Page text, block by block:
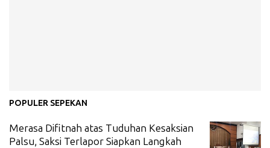
POPULER SEPEKAN
Merasa Difitnah atas Tuduhan Kesaksian
Palsu, Saksi Terlapor Siapkan Langkah